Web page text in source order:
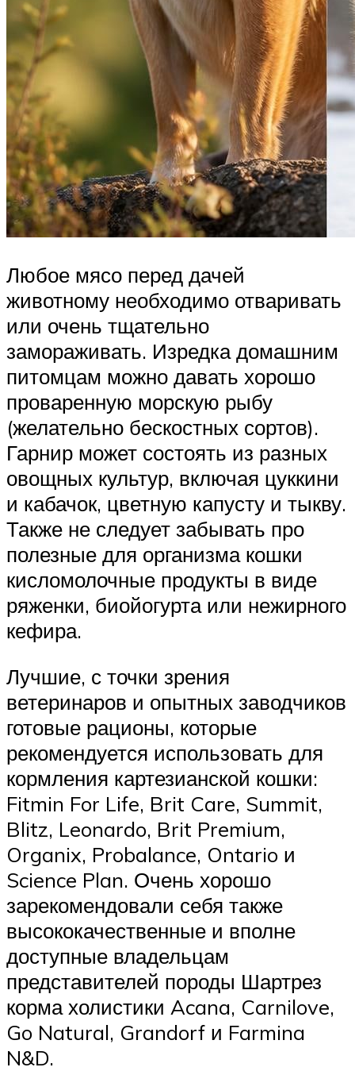
Любое мясо перед дачей
животному необходимо отваривать
или очень тщательно
замораживать. Изредка домашним
питомцам можно давать хорошо
проваренную морскую рыбу
(желательно бескостных сортов).
Гарнир может состоять из разных
овощных культур, включая цуккини
и кабачок, цветную капусту и тыкву.
Также не следует забывать про
полезные для организма кошки
кисломолочные продукты в виде
ряженки, биойогурта или нежирного
кефира.
Лучшие, с точки зрения
ветеринаров и опытных заводчиков
готовые рационы, которые
рекомендуется использовать для
кормления картезианской кошки:
Fitmin For Life, Brit Care, Summit,
Blitz, Leonardo, Brit Premium,
Organix, Probalance, Ontario и
Science Plan. Очень хорошо
зарекомендовали себя также
высококачественные и вполне
доступные владельцам
представителей породы Шартрез
корма холистики Acana, Carnilove,
Go Natural, Grandorf и Farmina
N&D.